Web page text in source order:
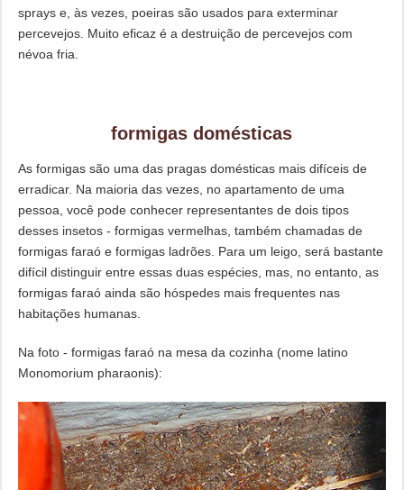
sprays e, às vezes, poeiras são usados ​​para exterminar
percevejos. Muito eficaz é a destruição de percevejos com
névoa fria.
formigas domésticas
As formigas são uma das pragas domésticas mais difíceis de
erradicar. Na maioria das vezes, no apartamento de uma
pessoa, você pode conhecer representantes de dois tipos
desses insetos - formigas vermelhas, também chamadas de
formigas faraó e formigas ladrões. Para um leigo, será bastante
difícil distinguir entre essas duas espécies, mas, no entanto, as
formigas faraó ainda são hóspedes mais frequentes nas
habitações humanas.
Na foto - formigas faraó na mesa da cozinha (nome latino
Monomorium pharaonis):